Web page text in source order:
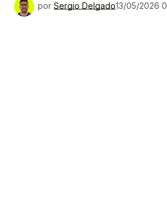
por Sergio Delgado13/05/2026